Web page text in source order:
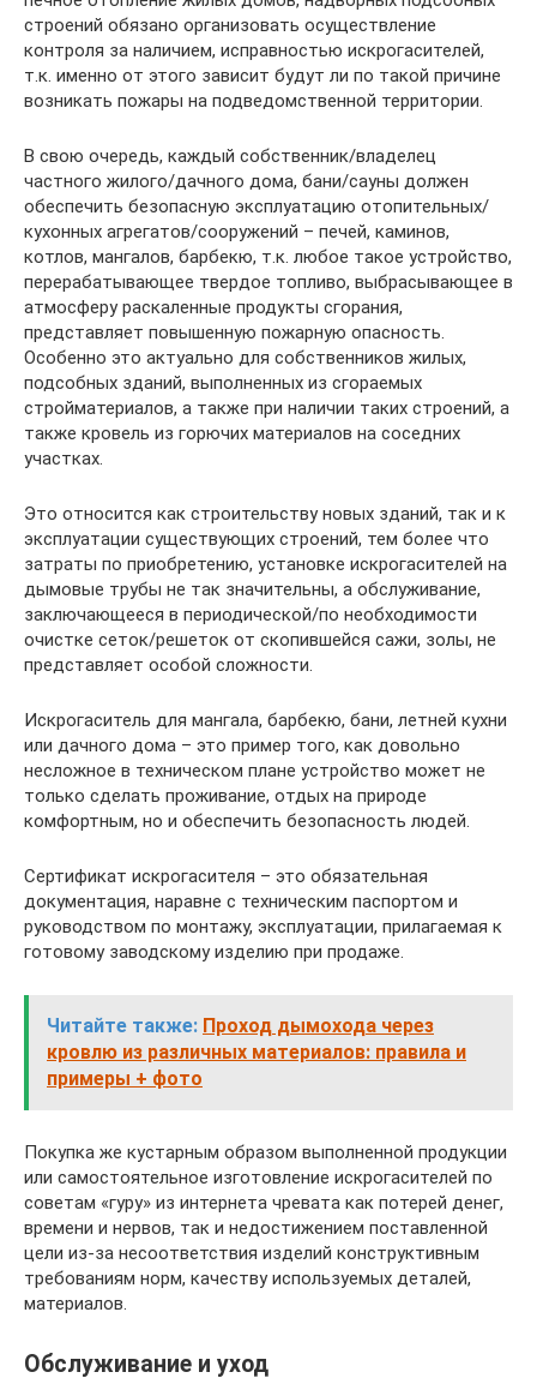
строений обязано организовать осуществление
контроля за наличием, исправностью искрогасителей,
т.к. именно от этого зависит будут ли по такой причине
возникать пожары на подведомственной территории.
В свою очередь, каждый собственник/владелец
частного жилого/дачного дома, бани/сауны должен
обеспечить безопасную эксплуатацию отопительных/
кухонных агрегатов/сооружений – печей, каминов,
котлов, мангалов, барбекю, т.к. любое такое устройство,
перерабатывающее твердое топливо, выбрасывающее в
атмосферу раскаленные продукты сгорания,
представляет повышенную пожарную опасность.
Особенно это актуально для собственников жилых,
подсобных зданий, выполненных из сгораемых
стройматериалов, а также при наличии таких строений, а
также кровель из горючих материалов на соседних
участках.
Это относится как строительству новых зданий, так и к
эксплуатации существующих строений, тем более что
затраты по приобретению, установке искрогасителей на
дымовые трубы не так значительны, а обслуживание,
заключающееся в периодической/по необходимости
очистке сеток/решеток от скопившейся сажи, золы, не
представляет особой сложности.
Искрогаситель для мангала, барбекю, бани, летней кухни
или дачного дома – это пример того, как довольно
несложное в техническом плане устройство может не
только сделать проживание, отдых на природе
комфортным, но и обеспечить безопасность людей.
Сертификат искрогасителя – это обязательная
документация, наравне с техническим паспортом и
руководством по монтажу, эксплуатации, прилагаемая к
готовому заводскому изделию при продаже.
Читайте также: Проход дымохода через
кровлю из различных материалов: правила и
примеры + фото
Покупка же кустарным образом выполненной продукции
или самостоятельное изготовление искрогасителей по
советам «гуру» из интернета чревата как потерей денег,
времени и нервов, так и недостижением поставленной
цели из-за несоответствия изделий конструктивным
требованиям норм, качеству используемых деталей,
материалов.
Обслуживание и уход